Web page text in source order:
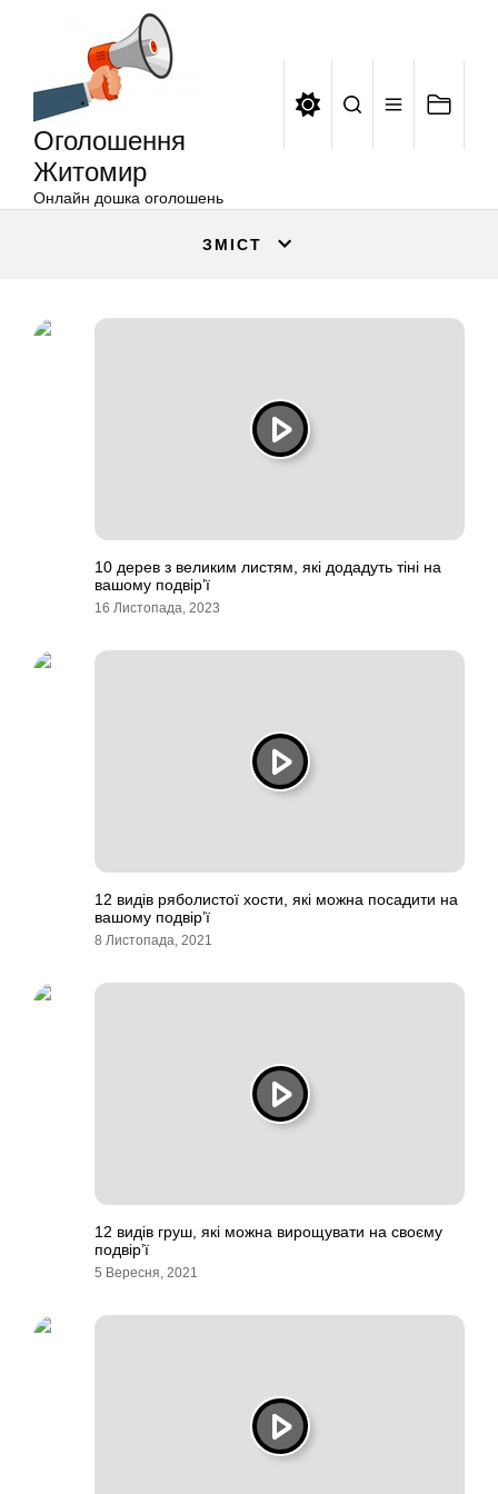
Оголошення
Житомир
Онлайн дошка оголошень
ЗМІСТ
10 дерев з великим листям, які додадуть тіні на
вашому подвір’ї
16 Листопада, 2023
12 видів ряболистої хости, які можна посадити на
вашому подвір’ї
8 Листопада, 2021
12 видів груш, які можна вирощувати на своєму
подвір’ї
5 Вересня, 2021